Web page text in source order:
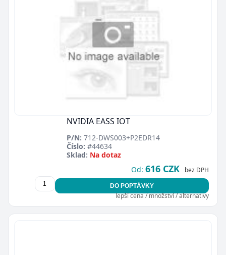
NVIDIA EASS IOT
P/N: 712-DWS003+P2EDR14
Číslo: #44634
Sklad: Na dotaz
Od: 616 CZK bez DPH
DO POPTÁVKY
lepší cena / množství / alternativy